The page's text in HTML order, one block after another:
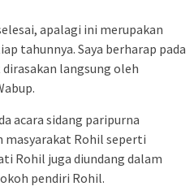
apalagi ini merupakan
tahunnya. Saya berharap pada
langsung oleh
acara sidang paripurna
Rohil seperti
Rohil juga diundang dalam
pendiri Rohil.